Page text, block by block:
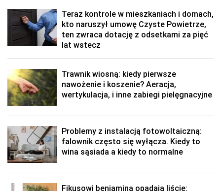
Teraz kontrole w mieszkaniach i domach,
kto naruszył umowę Czyste Powietrze,
ten zwraca dotację z odsetkami za pięć
lat wstecz
Trawnik wiosną: kiedy pierwsze
nawożenie i koszenie? Aeracja,
wertykulacja, i inne zabiegi pielęgnacyjne
Problemy z instalacją fotowoltaiczną:
falownik często się wyłącza. Kiedy to
wina sąsiada a kiedy to normalne
Fikusowi benjamina opadają liście: